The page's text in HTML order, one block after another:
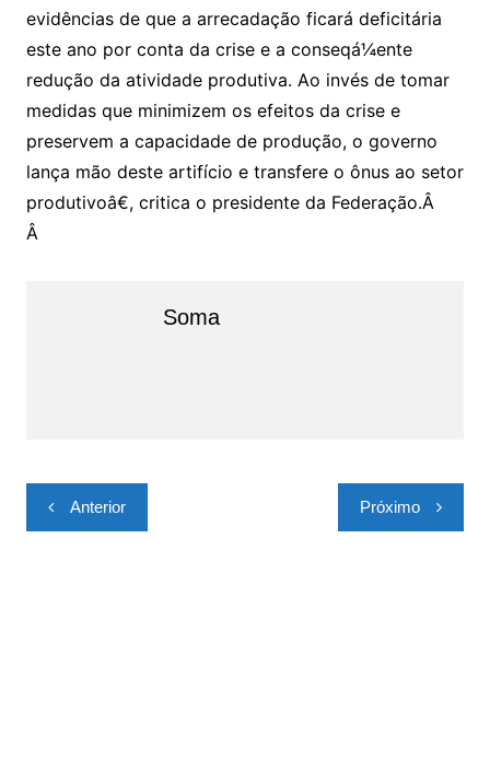
evidências de que a arrecadação ficará deficitária
este ano por conta da crise e a conseqá¼ente
redução da atividade produtiva. Ao invés de tomar
medidas que minimizem os efeitos da crise e
preservem a capacidade de produção, o governo
lança mão deste artifício e transfere o ônus ao setor
produtivoâ€, critica o presidente da Federação.Â
Â
Soma
Navegação
de
Anterior Próximo